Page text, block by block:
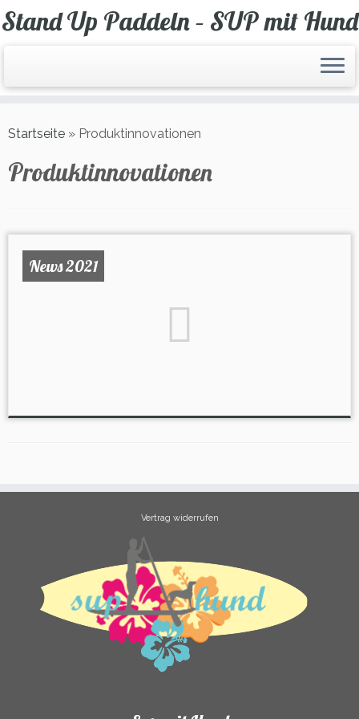
Zum
Inhalt
Stand Up Paddeln – SUP mit Hund
Startseite » Produktinnovationen
Produktinnovationen
News 2021
Vertrag widerrufen